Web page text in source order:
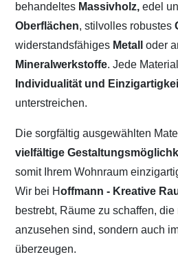
behandeltes Massivholz, edel
Oberflächen, stilvolles robustes
widerstandsfähiges Metalloder
Mineralwerkstoffe. Jede
Individualität und
unterstreichen.
Die sorgfältig ausgewählten
vielfältige
somit Ihrem Wohnraum
Wir bei Hoffmann - Kreative
bestrebt, Räume zu schaffen,
anzusehen sind, sondern auch
überzeugen.